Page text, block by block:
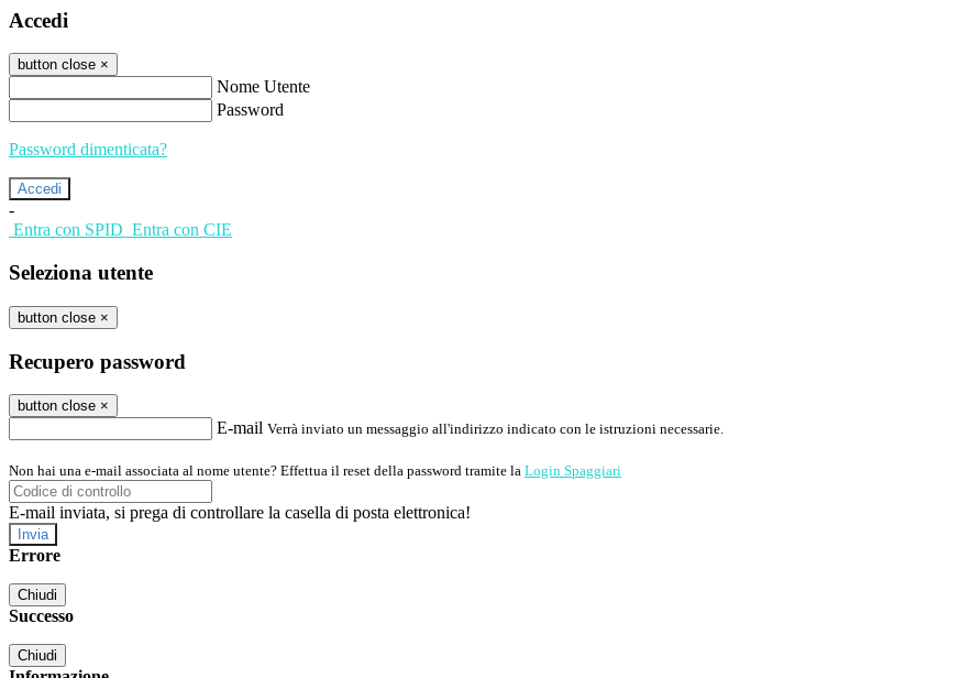
Accedi
button close ×
Nome Utente
Password
Password dimenticata?
-
Entra con SPID Entra con CIE
Seleziona utente
button close ×
Recupero password
button close ×
E-mail Verrà inviato un messaggio all'indirizzo indicato con le istruzioni necessarie.
Non hai una e-mail associata al nome utente? Effettua il reset della password tramite la Login Spaggiari
E-mail inviata, si prega di controllare la casella di posta elettronica!
Errore
Chiudi
Successo
Chiudi